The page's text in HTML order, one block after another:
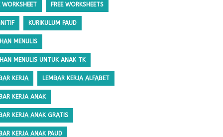
WORKSHEET FREE WORKSHEETS
KURIKULUM PAUD
MENULIS
MENULIS UNTUK ANAK TK
KERJA LEMBAR KERJA ALFABET
KERJA ANAK
KERJA ANAK GRATIS
KERJA ANAK PAUD